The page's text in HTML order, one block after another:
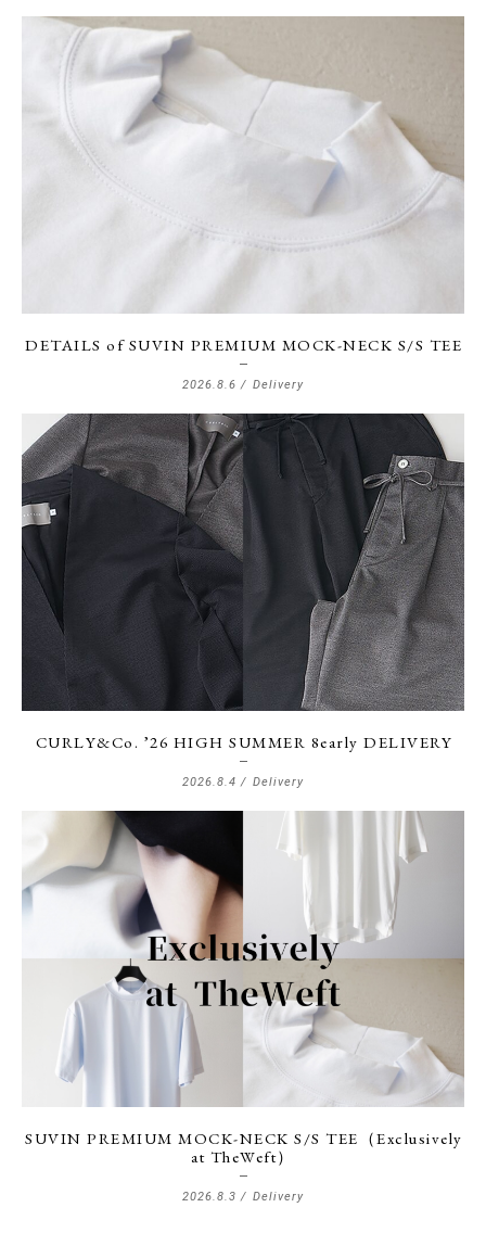
DETAILS of SUVIN PREMIUM MOCK-NECK S/S TEE
2026.8.6 / Delivery
CURLY&Co. ’26 HIGH SUMMER 8early DELIVERY
2026.8.4 / Delivery
SUVIN PREMIUM MOCK-NECK S/S TEE（Exclusively
at TheWeft）
2026.8.3 / Delivery